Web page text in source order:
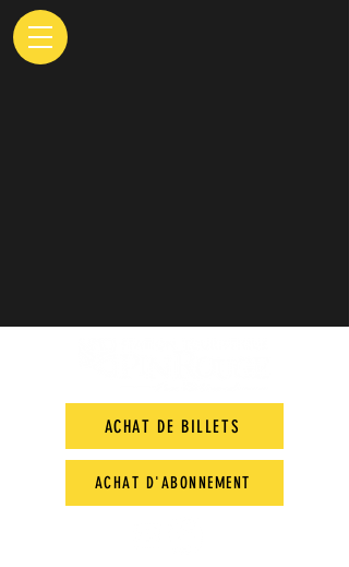
ACHAT DE BILLETS
ACHAT D'ABONNEMENT